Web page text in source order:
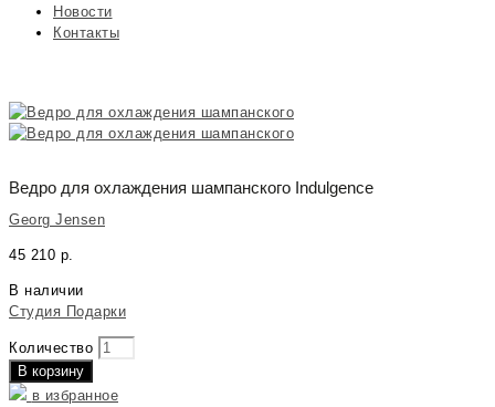
Новости
Контакты
Ведро для охлаждения шампанского Indulgence
Georg Jensen
45 210 р.
В наличии
Студия Подарки
Количество
В корзину
в избранное